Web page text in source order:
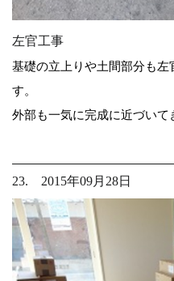
左官工事
基礎の立上りや土間部分も左
す。
外部も一気に完成に近づいて
23. 2015年09月28日